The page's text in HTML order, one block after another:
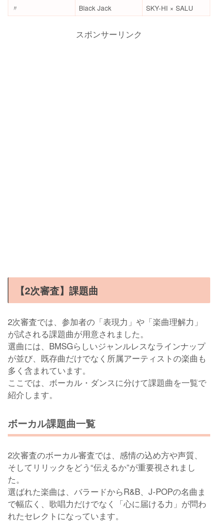
〃 Black Jack SKY-HI × SALU
スポンサーリンク
【2次審査】課題曲
2次審査では、参加者の「表現力」や「楽曲理解力」
が試される課題曲が用意されました。
選曲には、BMSGらしいジャンルレスなラインナップ
が並び、既存曲だけでなく所属アーティストの楽曲も
多く含まれています。
ここでは、ボーカル・ダンスに分けて課題曲を一覧で
紹介します。
ボーカル課題曲一覧
2次審査のボーカル審査では、感情の込め方や声質、
そしてリリックをどう“伝えるか”が重要視されまし
た。
選ばれた楽曲は、バラードからR&B、J-POPの名曲ま
で幅広く、歌唱力だけでなく「心に届ける力」が問わ
れたセレクトになっています。